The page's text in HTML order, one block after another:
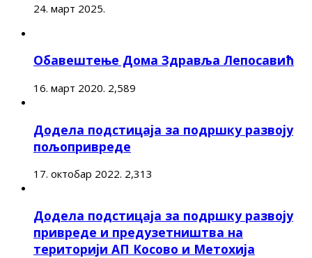
24. март 2025.
Обавештење Дома Здравља Лепосавић
16. март 2020. 2,589
Додела подстицаја за подршку развоју
пољопривреде
17. октобар 2022. 2,313
Додела подстицаја за подршку развоју
привреде и предузетништва на
територији АП Косово и Метохија